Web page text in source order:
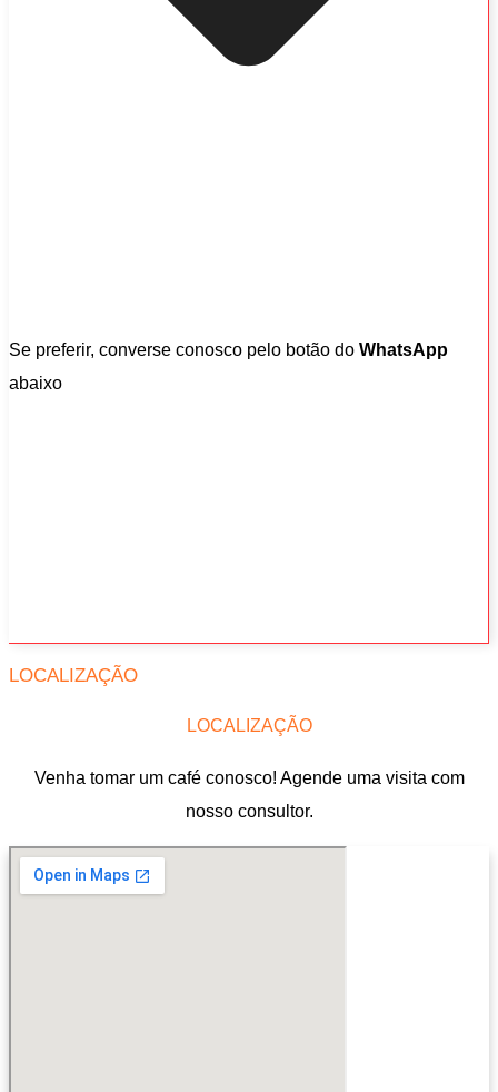
Se preferir, converse conosco pelo botão do WhatsApp
abaixo
LOCALIZAÇÃO
LOCALIZAÇÃO
Venha tomar um café conosco! Agende uma visita com
nosso consultor.